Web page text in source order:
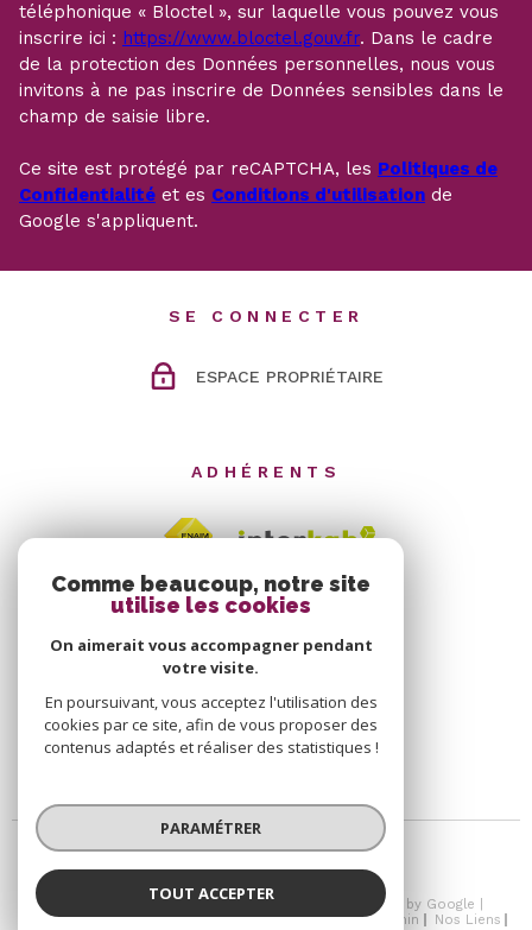
téléphonique « Bloctel », sur laquelle vous pouvez vous
inscrire ici : https://www.bloctel.gouv.fr. Dans le cadre
de la protection des Données personnelles, nous vous
invitons à ne pas inscrire de Données sensibles dans le
champ de saisie libre.
Ce site est protégé par reCAPTCHA, les Politiques de
Confidentialité et es Conditions d'utilisation de
Google s'appliquent.
SE CONNECTER
ESPACE PROPRIÉTAIRE
ADHÉRENTS
© 2026 | Tous droits réservés | Traduction powered by Google |
Nos Honoraires
Plan Du Site Mentions Légales Admin
Nos Liens
Comme beaucoup, notre site
utilise les cookies
On aimerait vous accompagner pendant
votre visite.
En poursuivant, vous acceptez l'utilisation des
cookies par ce site, afin de vous proposer des
contenus adaptés et réaliser des statistiques !
PARAMÉTRER
TOUT ACCEPTER